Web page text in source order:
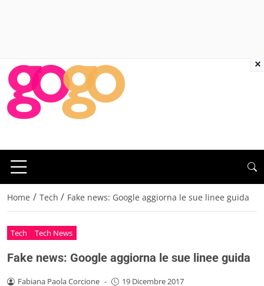
Home / Tech / Fake news: Google aggiorna le sue linee guida
Tech Tech News
Fake news: Google aggiorna le sue linee guida
Fabiana Paola Corcione - 19 Dicembre 2017
×